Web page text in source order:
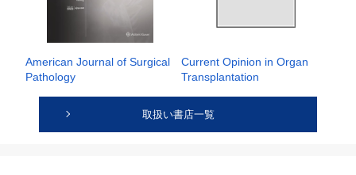
American Journal of Surgical
Pathology
Current Opinion in Organ
Transplantation
取扱い書店一覧